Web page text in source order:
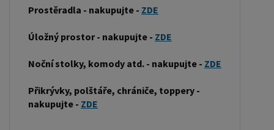
Výrobky z masivu borovice jsou oblíbené pro svůj
postel je typ postele, který se skládá ze tří
základních částí: rámu, roštu a matrace. Rám
postele může být vyroben z různých materiálů,
včetně dřeva, kovu nebo laminátu. Do rámu se
vkládá rošt. Matrace je položena na rošt a může
Prostěradla - nakupujte - ZDE
Úložný prostor - nakupujte - ZDE
Noční stolky, komody atd. - nakupujte - ZDE
Přikrývky, polštáře, chrániče, toppery -
nakupujte - ZDE